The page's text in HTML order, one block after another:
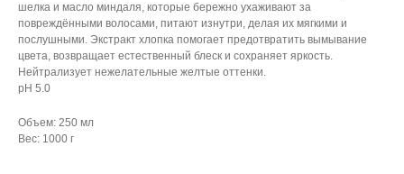
шелка и масло миндаля, которые бережно ухаживают за
повреждёнными волосами, питают изнутри, делая их мягкими и
послушными. Экстракт хлопка помогает предотвратить вымывание
цвета, возвращает естественный блеск и сохраняет яркость.
Нейтрализует нежелательные желтые оттенки.
pH 5.0
Объем: 250 мл
Вес: 1000 г